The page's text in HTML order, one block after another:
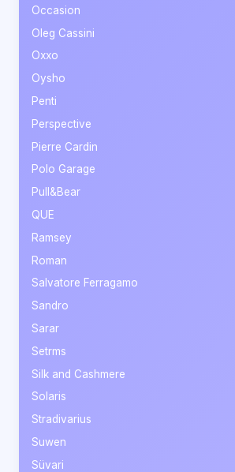
Occasion
Oleg Cassini
Oxxo
Oysho
Penti
Perspective
Pierre Cardin
Polo Garage
Pull&Bear
QUE
Ramsey
Roman
Salvatore Ferragamo
Sandro
Sarar
Setrms
Silk and Cashmere
Solaris
Stradivarius
Suwen
Süvari